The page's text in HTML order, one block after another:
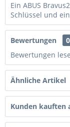
Ein ABUS
Schlüssel und
Bewertungen
0
Bewertungen
Ähnliche Artikel
Kunden kauften